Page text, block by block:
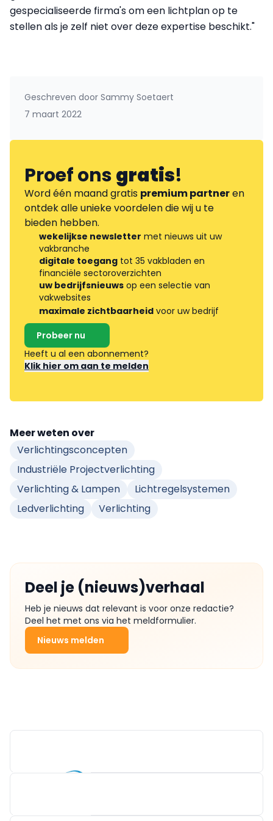
gespecialiseerde firma's om een lichtplan op te
stellen als je zelf niet over deze expertise beschikt."
Geschreven door Sammy Soetaert
7 maart 2022
Proef onsgratis!
Word één maand gratis premium partneren
ontdek alle unieke voordelen die wij u te
bieden hebben.
wekelijkse newsletter met nieuws uit uw
vakbranche
digitale toegang tot 35 vakbladen en
financiële sectoroverzichten
uw bedrijfsnieuws op een selectie van
vakwebsites
maximale zichtbaarheid voor uw bedrijf
Probeer nu
Heeft u al een abonnement?
Klik hier om aan te melden
Meer weten over
Verlichtingsconcepten
Industriële Projectverlichting
Verlichting & Lampen
Lichtregelsystemen
Ledverlichting
Verlichting
Deel je (nieuws)verhaal
Heb je nieuws dat relevant is voor onze redactie?
Deel het met ons via het meldformulier.
Nieuws melden